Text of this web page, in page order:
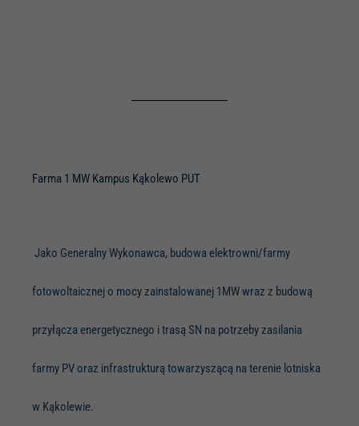
Farma 1 MW Kampus Kąkolewo PUT
Jako Generalny Wykonawca, budowa elektrowni/farmy
fotowoltaicznej o mocy zainstalowanej 1MW wraz z budową
przyłącza energetycznego i trasą SN na potrzeby zasilania
farmy PV oraz infrastrukturą towarzyszącą na terenie lotniska
w Kąkolewie.